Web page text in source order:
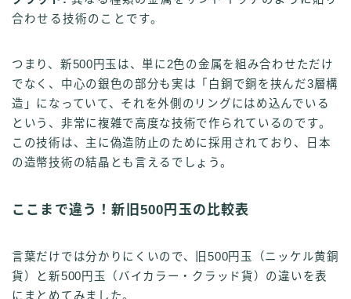
合わせる技術のことです。
つまり、新500円玉は、単に2色の金属を組み合わせただけ
でなく、中心の銀色の部分も実は「白銅で銅を挟んだ3層構
造」になっていて、それを外側のリングにはめ込んでいる
という、非常に複雑で高度な技術で作られているのです。
この技術は、主に偽造防止のために採用されており、日本
の造幣技術の結晶とも言えるでしょう。
ここまで違う！新旧500円玉の比較表
言葉だけでは分かりにくいので、旧500円玉（ニッケル黄銅
貨）と新500円玉（バイカラー・クラッド貨）の違いを表
にまとめてみました。